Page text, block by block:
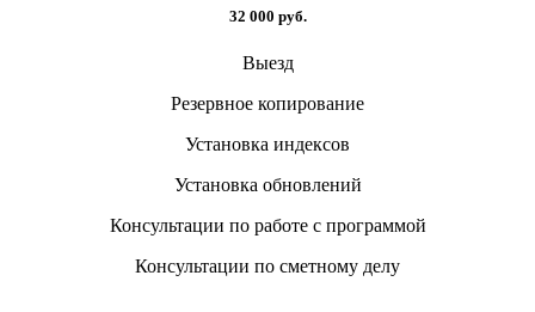
32 000 руб.
Выезд
Резервное копирование
Установка индексов
Установка обновлений
Консультации по работе с программой
Консультации по сметному делу